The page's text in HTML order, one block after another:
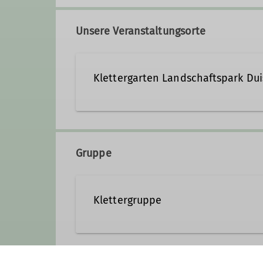
Kletterbetreuer*in Breitensport
Trainer*in C Sportklettern Breitensport
Unsere Veranstaltungsorte
Klettergarten Landschaftspark
Gruppe
Klettergruppe
Wir organisieren